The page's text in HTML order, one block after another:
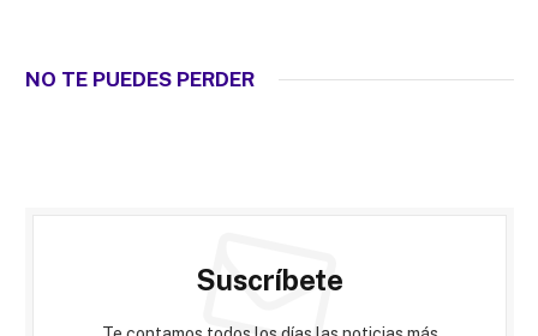
NO TE PUEDES PERDER
Suscríbete